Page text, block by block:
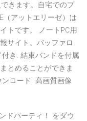
きます。自宅でのプ
（アットエリーゼ）は
トです。 ノートPC用
サイト。バッファロ
き. 結束バンドを付属
とめることができま
ロード. 高画質画像
ドパーティ！ をダウ